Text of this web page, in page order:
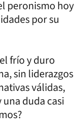
peronismo hoy
por su
frío y duro
sin liderazgos
válidas,
duda casi